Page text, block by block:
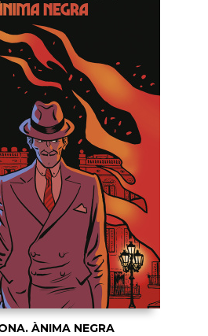
ÀNIMA NEGRA